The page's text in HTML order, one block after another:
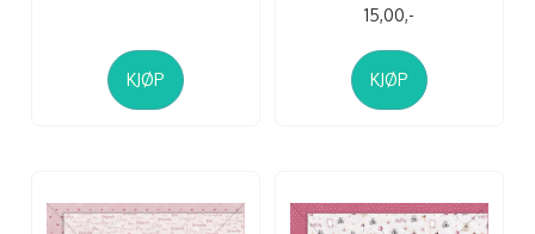
KJØP
15,00,-
KJØP